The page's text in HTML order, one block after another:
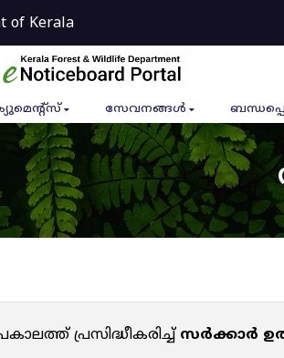
of Kerala
സേവനങ്ങൾ
പ്രസിദ്ധീകരിച്ച്സർക്കാർ